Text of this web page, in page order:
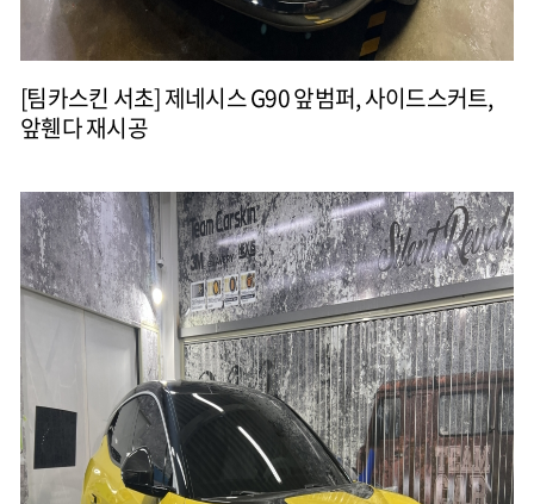
[팀카스킨 서초] 제네시스 G90 앞범퍼, 사이드스커트,
앞휀다 재시공